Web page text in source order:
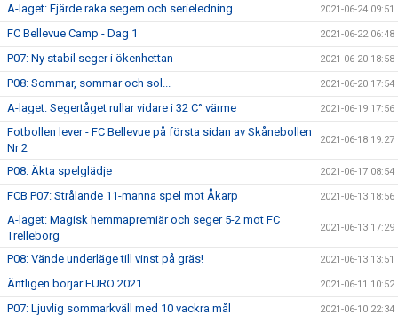
A-laget: Fjärde raka segern och serieledning 2021-06-24 09:51
FC Bellevue Camp - Dag 1 2021-06-22 06:48
P07: Ny stabil seger i ökenhettan 2021-06-20 18:58
P08: Sommar, sommar och sol... 2021-06-20 17:54
A-laget: Segertåget rullar vidare i 32 C° värme 2021-06-19 17:56
Fotbollen lever - FC Bellevue på första sidan av Skånebollen
Nr 2
2021-06-18 19:27
P08: Äkta spelglädje 2021-06-17 08:54
FCB P07: Strålande 11-manna spel mot Åkarp 2021-06-13 18:56
A-laget: Magisk hemmapremiär och seger 5-2 mot FC
Trelleborg
2021-06-13 17:29
P08: Vände underläge till vinst på gräs! 2021-06-13 13:51
Äntligen börjar EURO 2021 2021-06-11 10:52
P07: Ljuvlig sommarkväll med 10 vackra mål 2021-06-10 22:34